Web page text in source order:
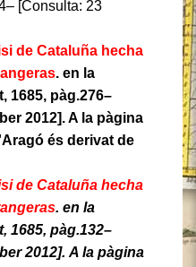
[Consulta: 23
de Cataluña hecha
. en la
1685, pàg.276–
2012].A la pàgina
és derivat de
de Cataluña hecha
. en la
1685, pàg.132–
2012]. A la pàgina